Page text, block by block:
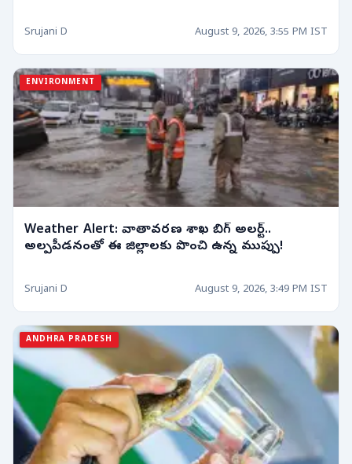
Srujani D August 9, 2026, 3:55 PM IST
ENVIRONMENT
Weather Alert: వాతావరణ శాఖ బిగ్ అలర్ట్..
అల్పపీడనంతో ఈ జిల్లాలకు పొంచి ఉన్న ముప్పు!
Srujani D August 9, 2026, 3:49 PM IST
ANDHRA PRADESH